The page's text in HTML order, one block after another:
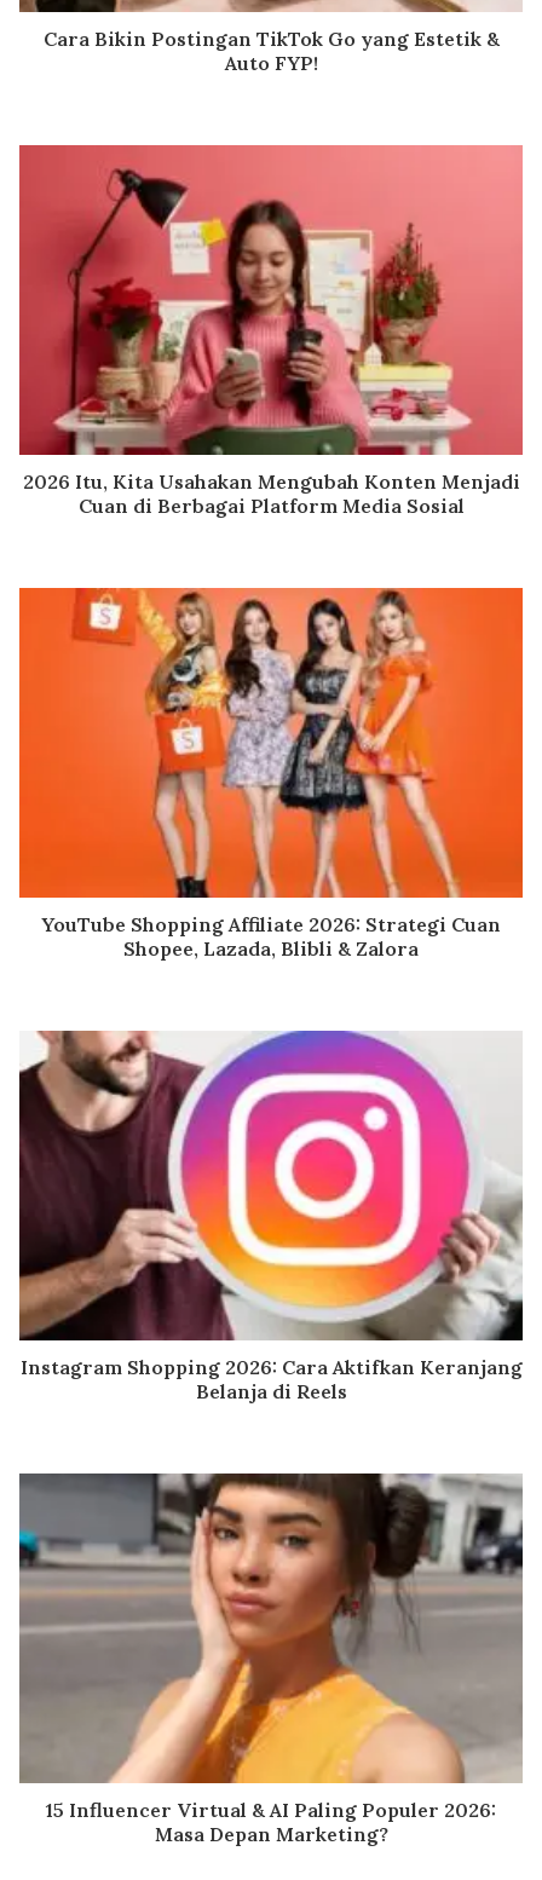
Cara Bikin Postingan TikTok Go yang Estetik &
Auto FYP!
2026 Itu, Kita Usahakan Mengubah Konten Menjadi
Cuan di Berbagai Platform Media Sosial
YouTube Shopping Affiliate 2026: Strategi Cuan
Shopee, Lazada, Blibli & Zalora
Instagram Shopping 2026: Cara Aktifkan Keranjang
Belanja di Reels
15 Influencer Virtual & AI Paling Populer 2026:
Masa Depan Marketing?